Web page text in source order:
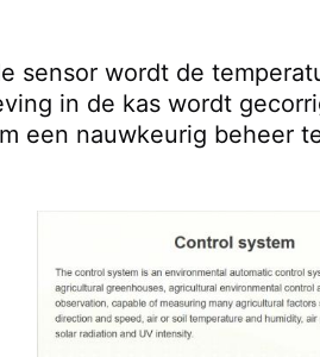
sensor wordt de
in de kas wordt
een nauwkeurig beheer